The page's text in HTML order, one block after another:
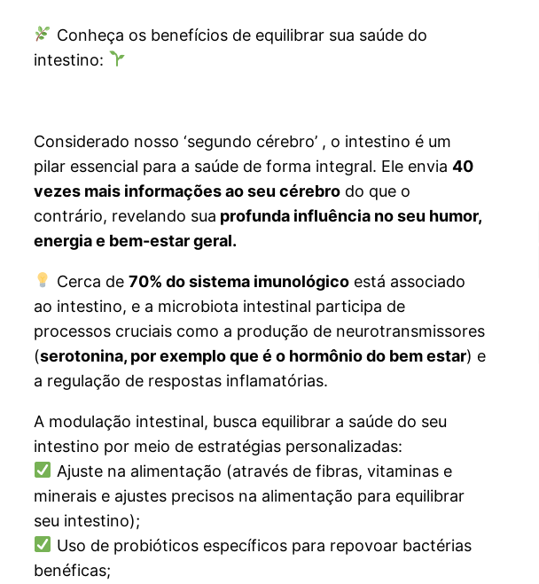
Conheça os benefícios de equilibrar sua saúde do
intestino:
Considerado nosso ‘segundo cérebro’ , o intestino é um
pilar essencial para a saúde de forma integral. Ele envia 40
vezes mais informações ao seu cérebro do que o
contrário, revelando sua profunda influência no seu humor,
energia e bem-estar geral.
Cerca de 70% do sistema imunológicoestá associado
ao intestino, e a microbiota intestinal participa de
processos cruciais como a produção de neurotransmissores
(serotonina, por exemplo que é o hormônio do bem estar) e
a regulação de respostas inflamatórias.
A modulação intestinal, busca equilibrar a saúde do seu
intestino por meio de estratégias personalizadas:
Ajuste na alimentação (através de fibras, vitaminas e
minerais e ajustes precisos na alimentação para equilibrar
seu intestino);
Uso de probióticos específicos para repovoar bactérias
benéficas;